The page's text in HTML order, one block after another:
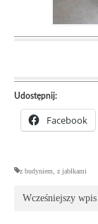
Udostępnij:
Facebook
z budyniem z jabłkami
Wcześniejszy wpis